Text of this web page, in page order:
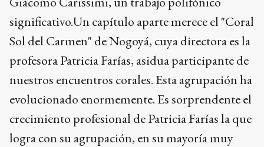
significativo.Un capítulo aparte merece el "Coral
Sol del Carmen" de Nogoyá, cuya directora es la
profesora Patricia Farías, asidua participante de
nuestros encuentros corales. Esta agrupación ha
evolucionado enormemente. Es sorprendente el
crecimiento profesional de Patricia Farías la que
logra con su agrupación, en su mayoría muy